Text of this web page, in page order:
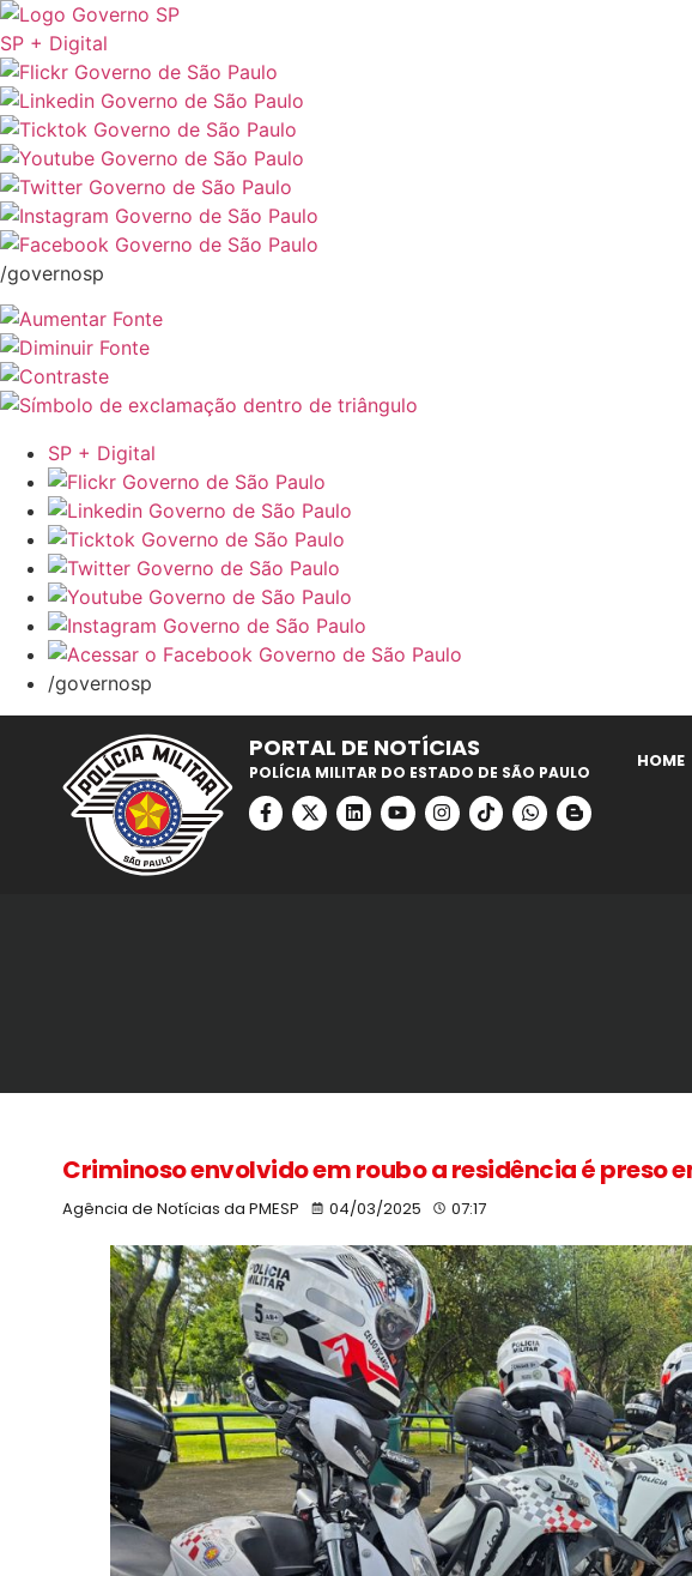
SP + Digital
/governosp
SP + Digital
/governosp
PORTAL DE NOTÍCIAS
POLÍCIA MILITAR DO ESTADO DE SÃO PAULO
HOME
Criminoso envolvido em roubo a residência é preso
Agência de Notícias da PMESP 04/03/2025 07:17